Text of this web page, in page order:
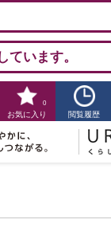
います。
お気に入り
0
閲覧履歴